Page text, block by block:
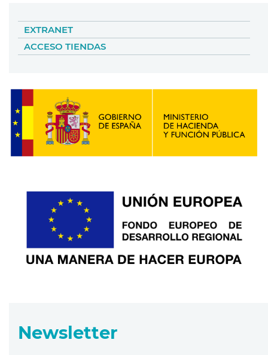
EXTRANET
ACCESO TIENDAS
Newsletter